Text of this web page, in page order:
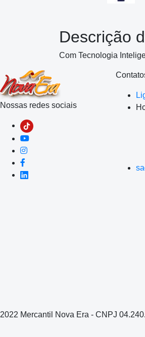
Descrição
Com Tecnologia
Nossas redes sociais
2022 Mercantil Nova Era - CNPJ